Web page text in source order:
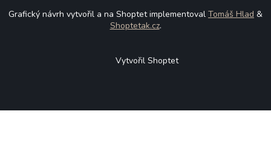
Grafický návrh vytvořil a na Shoptet implementoval Tomáš Hlad &
Shoptetak.cz.
Vytvořil Shoptet